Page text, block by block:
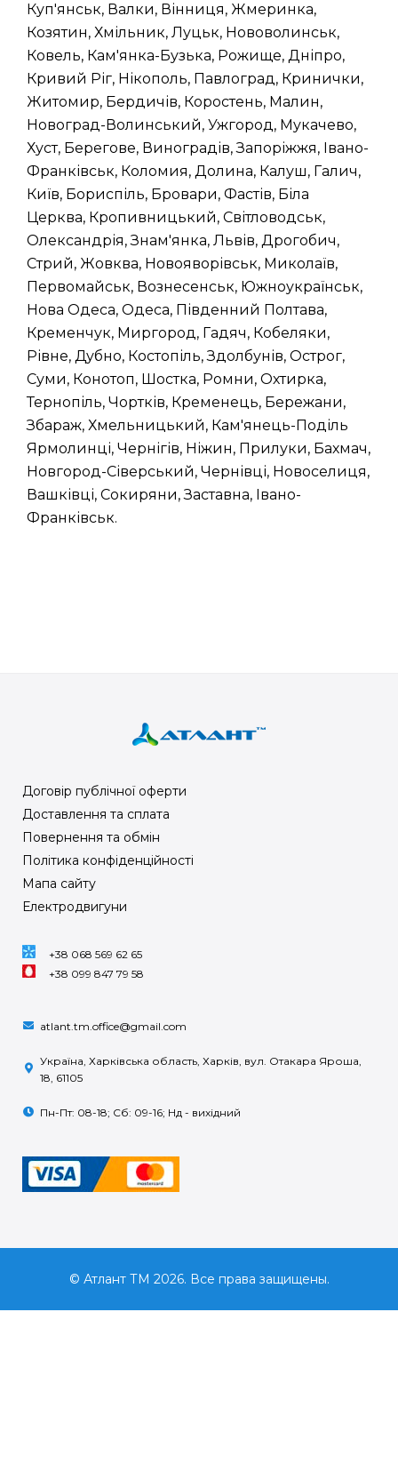
Куп'янськ, Валки, Вінниця, Жмеринка,
Козятин, Хмільник, Луцьк, Нововолинськ,
Ковель, Кам'янка-Бузька, Рожище, Дніпро,
Кривий Ріг, Нікополь, Павлоград, Кринички,
Житомир, Бердичів, Коростень, Малин,
Новоград-Волинський, Ужгород, Мукачево,
Хуст, Берегове, Виноградів, Запоріжжя, Івано-
Франківськ, Коломия, Долина, Калуш, Галич,
Київ, Бориспіль, Бровари, Фастів, Біла
Церква, Кропивницький, Світловодськ,
Олександрія, Знам'янка, Львів, Дрогобич,
Стрий, Жовква, Новояворівськ, Миколаїв,
Первомайськ, Вознесенськ, Южноукраїнськ,
Нова Одеса, Одеса, Південний Полтава,
Кременчук, Миргород, Гадяч, Кобеляки,
Рівне, Дубно, Костопіль, Здолбунів, Острог,
Суми, Конотоп, Шостка, Ромни, Охтирка,
Тернопіль, Чортків, Кременець, Бережани,
Збараж, Хмельницький, Кам'янець-Поділь
Ярмолинці, Чернігів, Ніжин, Прилуки, Бахмач,
Новгород-Сіверський, Чернівці, Новоселиця,
Вашківці, Сокиряни, Заставна, Івано-
Франківськ.
Договір публічної оферти
Доставлення та сплата
Повернення та обмін
Політика конфіденційності
Мапа сайту
Електродвигуни
+38 068 569 62 65
+38 099 847 79 58
atlant.tm.office@gmail.com
Україна, Харківська область, Харків, вул. Отакара Яроша,
18, 61105
Пн-Пт: 08-18; Сб: 09-16; Нд - вихідний
© Атлант ТМ 2026. Все права защищены.